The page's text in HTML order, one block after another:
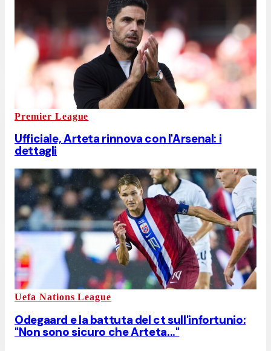
Premier League
Ufficiale, Arteta rinnova con l'Arsenal: i
dettagli
Uefa Nations League
Odegaard e la battuta del ct sull'infortunio:
"Non sono sicuro che Arteta..."